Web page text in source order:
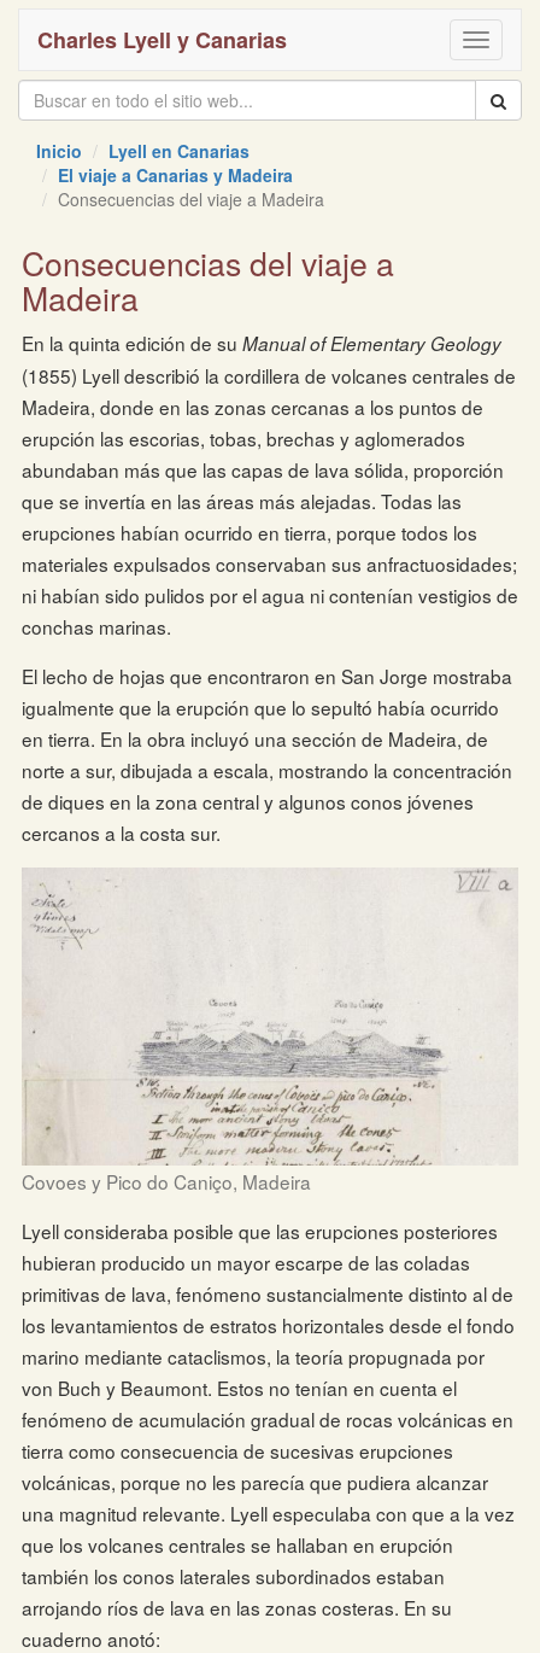
Charles Lyell y Canarias
Toggle
Inicio
Lyell en Canarias
El viaje a Canarias y Madeira
Consecuencias del viaje a Madeira
Consecuencias del viaje a
Madeira
En la quinta edición de su Manual of Elementary Geology
(1855) Lyell describió la cordillera de volcanes centrales de
Madeira, donde en las zonas cercanas a los puntos de
erupción las escorias, tobas, brechas y aglomerados
abundaban más que las capas de lava sólida, proporción
que se invertía en las áreas más alejadas. Todas las
erupciones habían ocurrido en tierra, porque todos los
materiales expulsados conservaban sus anfractuosidades;
ni habían sido pulidos por el agua ni contenían vestigios de
conchas marinas.
El lecho de hojas que encontraron en San Jorge mostraba
igualmente que la erupción que lo sepultó había ocurrido
en tierra. En la obra incluyó una sección de Madeira, de
norte a sur, dibujada a escala, mostrando la concentración
de diques en la zona central y algunos conos jóvenes
cercanos a la costa sur.
Covoes y Pico do Caniço, Madeira
Lyell consideraba posible que las erupciones posteriores
hubieran producido un mayor escarpe de las coladas
primitivas de lava, fenómeno sustancialmente distinto al de
los levantamientos de estratos horizontales desde el fondo
marino mediante cataclismos, la teoría propugnada por
von Buch y Beaumont. Estos no tenían en cuenta el
fenómeno de acumulación gradual de rocas volcánicas en
tierra como consecuencia de sucesivas erupciones
volcánicas, porque no les parecía que pudiera alcanzar
una magnitud relevante. Lyell especulaba con que a la vez
que los volcanes centrales se hallaban en erupción
también los conos laterales subordinados estaban
arrojando ríos de lava en las zonas costeras. En su
cuaderno anotó: